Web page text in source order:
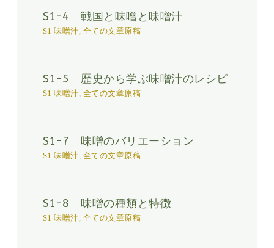
S1-4 戦国と味噌と味噌汁
S1 味噌汁, 全ての文章原稿
S1-5 歴史から学ぶ味噌汁のレシピ
S1 味噌汁, 全ての文章原稿
S1-7 味噌のバリエーション
S1 味噌汁, 全ての文章原稿
S1-8 味噌の種類と特徴
S1 味噌汁, 全ての文章原稿